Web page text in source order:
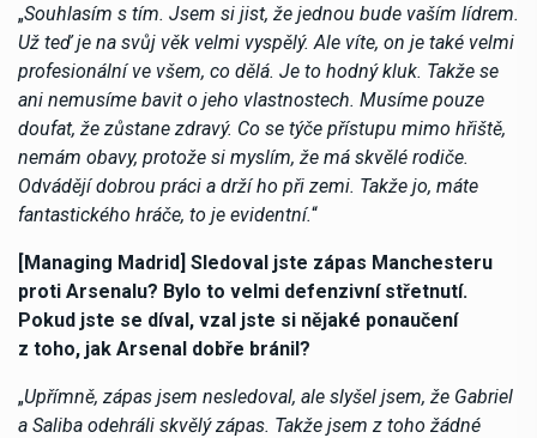
„Souhlasím s tím. Jsem si jist, že jednou bude vaším lídrem.
Už teď je na svůj věk velmi vyspělý. Ale víte, on je také velmi
profesionální ve všem, co dělá. Je to hodný kluk. Takže se
ani nemusíme bavit o jeho vlastnostech. Musíme pouze
doufat, že zůstane zdravý. Co se týče přístupu mimo hřiště,
nemám obavy, protože si myslím, že má skvělé rodiče.
Odvádějí dobrou práci a drží ho při zemi. Takže jo, máte
fantastického hráče, to je evidentní.“
[Managing Madrid] Sledoval jste zápas Manchesteru
proti Arsenalu? Bylo to velmi defenzivní střetnutí.
Pokud jste se díval, vzal jste si nějaké ponaučení
z toho, jak Arsenal dobře bránil?
„Upřímně, zápas jsem nesledoval, ale slyšel jsem, že Gabriel
a Saliba odehráli skvělý zápas. Takže jsem z toho žádné